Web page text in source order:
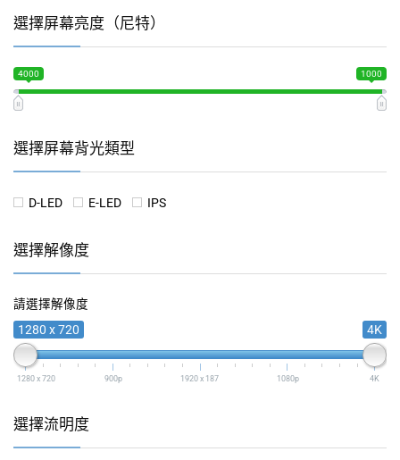
選擇屏幕亮度（尼特）
4000 1000
選擇屏幕背光類型
D-LED E-LED IPS
選擇解像度
請選擇解像度
1280 x 720
4K
1280 x 720 900p 1920 x 187 1080p 4K
選擇流明度